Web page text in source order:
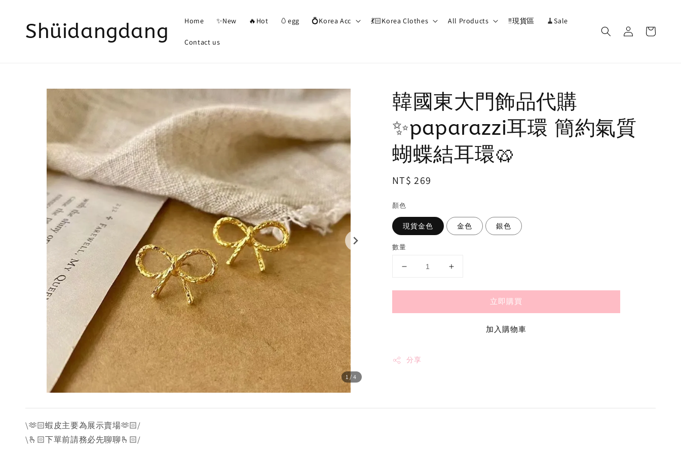
Shüidangdang Home ✨New 🔥Hot 🥚egg 💍Korea Acc 💃🏻Korea Clothes All Products ‼️現貨區 🧹Sale
Contact us
1/4
韓國東大門飾品代購
✨paparazzi耳環 簡約氣質
蝴蝶結耳環🥨
Regular
NT$ 269
顏色
現貨金色 金色 銀色
數量
立即購買
加入購物車
分享
\🫶🏻蝦皮主要為展示賣場🫶🏻/
\🫰🏻下單前請務必先聊聊🫰🏻/